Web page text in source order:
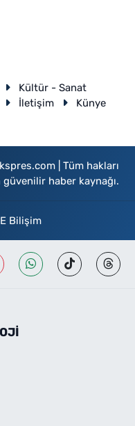
Kültür - Sanat
İletişim Künye
| Tüm hakları
güvenilir haber kaynağı.
Bilişim